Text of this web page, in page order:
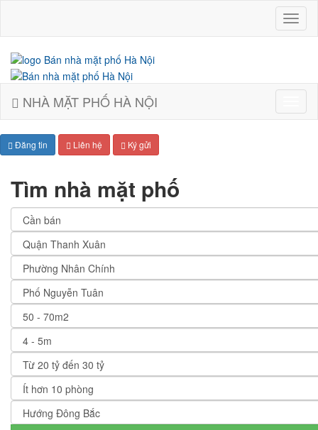
Bán
nhà
Nội
nhà
NHÀ MẶT PHỐ HÀ NỘI
Đăng tin Liên hệ Ký gửi
Tìm nhà mặt phố